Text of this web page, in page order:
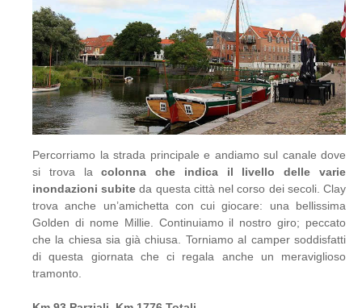
Percorriamo la strada principale e andiamo sul canale dove
si trova la colonna che indica il livello delle varie
inondazioni subite da questa città nel corso dei secoli. Clay
trova anche un’amichetta con cui giocare: una bellissima
Golden di nome Millie. Continuiamo il nostro giro; peccato
che la chiesa sia già chiusa. Torniamo al camper soddisfatti
di questa giornata che ci regala anche un meraviglioso
tramonto.